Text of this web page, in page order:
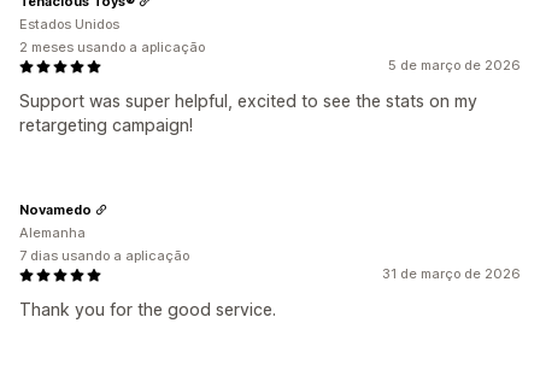
5 de março de 2026
Support was super helpful, excited to see the stats on my
retargeting campaign!
Estados Unidos
2 meses usando a aplicação
31 de março de 2026
Thank you for the good service.
Novamedo
Alemanha
7 dias usando a aplicação